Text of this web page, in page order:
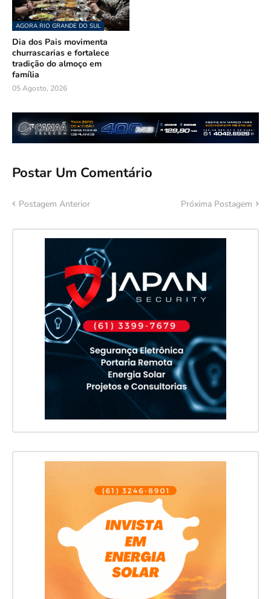
AGORA RIO GRANDE DO SUL
Dia dos Pais movimenta
churrascarias e fortalece
tradição do almoço em
família
05 Agosto, 2026
Postar Um Comentário
Postagem Anterior Próxima Postagem